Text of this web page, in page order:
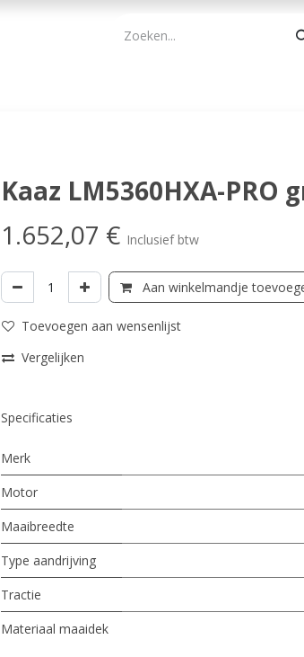
Kaaz LM5360HXA-PRO
1.652,07 € Inclusief btw
Aan winkelmandje
Toevoegen aan wensenlijst
Vergelijken
Specificaties
Merk
Motor
Maaibreedte
Type aandrijving
Tractie
Materiaal maaidek